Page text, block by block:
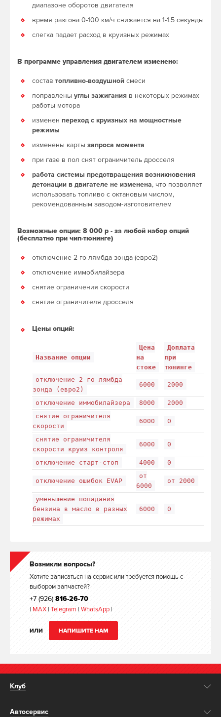
диапазоне оборотов двигателя
время разгона 0-100 км/ч снижается на 1-1.5 секунды
слегка падает расход в круизных режимах
В программе управления двигателем изменено:
состав топливно-воздушной смеси
поправлены углы зажигания в некоторых режимах
работы мотора
изменен переход с круизных на мощностные
режимы
изменены карты запроса момента
при газе в пол снят ограничитель дросселя
работа системы предотвращения возникновения
детонации в двигателе не изменена, что позволяет
использовать топливо с октановым числом,
рекомендованным заводом-изготовителем
Возможные опции: 8 000 р - за любой набор опций
(бесплатно при чип-тюнинге)
отключение 2-го лямбда зонда (евро2)
отключение иммобилайзера
снятие ограничения скорости
снятие ограничителя дросселя
Цены опций:
Название опции
Цена
на
стоке
Доплата
при
тюнинге
отключение 2-го лямбда
зонда (евро2)
6000 2000
отключение иммобилайзера 8000
2000
снятие ограничителя
скорости
6000 0
снятие ограничителя
скорости круиз контроля
6000 0
отключение старт-стоп 4000 0
отключение ошибок EVAP
от
6000
от 2000
уменьшение попадания
бензина в масло в разных
режимах
6000 0
Возникли вопросы?
Хотите записаться на сервис или требуется помощь с
выбором запчастей?
+7 (926) 816-26-70
| MAX | Telegram | WhatsApp |
ИЛИ НАПИШИТЕ НАМ
Клуб
Автосервис